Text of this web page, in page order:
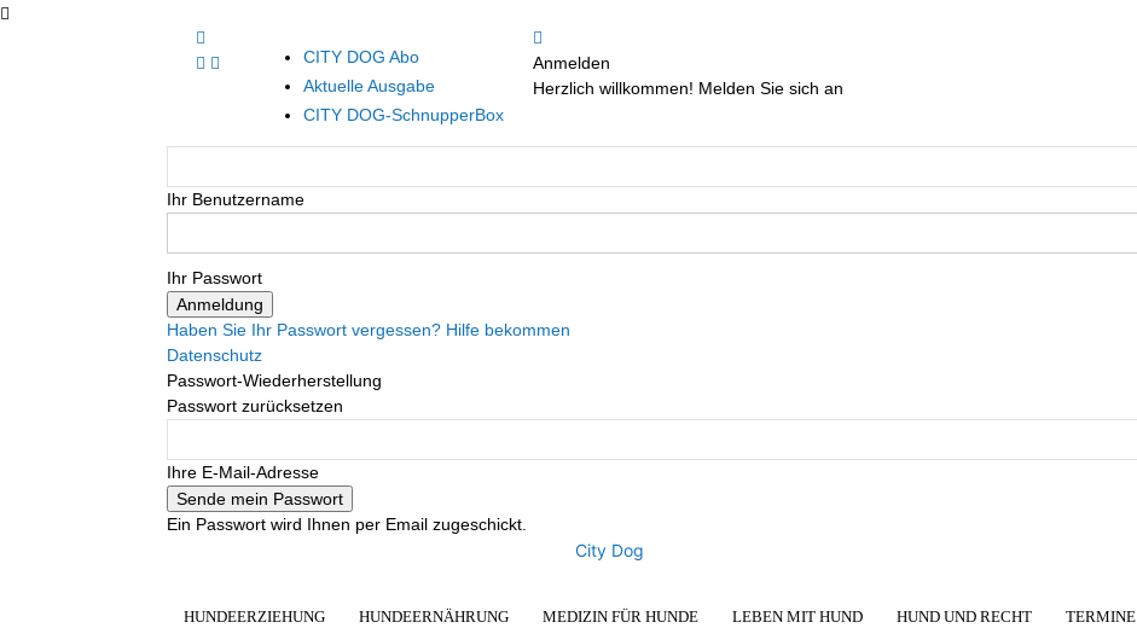
CITY DOG Abo
Aktuelle Ausgabe
CITY DOG-SchnupperBox
Anmelden
Herzlich willkommen! Melden Sie sich an
Ihr Benutzername
Ihr Passwort
Haben Sie Ihr Passwort vergessen? Hilfe bekommen
Datenschutz
Passwort-Wiederherstellung
Passwort zurücksetzen
Ihre E-Mail-Adresse
Ein Passwort wird Ihnen per Email zugeschickt.
City Dog
HUNDEERZIEHUNG HUNDEERNÄHRUNG MEDIZIN FÜR HUNDE LEBEN MIT HUND HUND UND RECHT TERMINE